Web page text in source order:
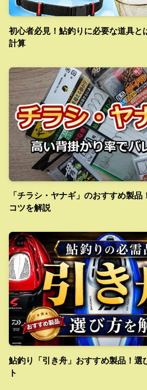
初心者必見！鮎釣りに必要な道具と
計算
「チラシ・ヤナギ」のおすすめ製品
コツを解説
鮎釣り「引き舟」おすすめ製品！選
ト